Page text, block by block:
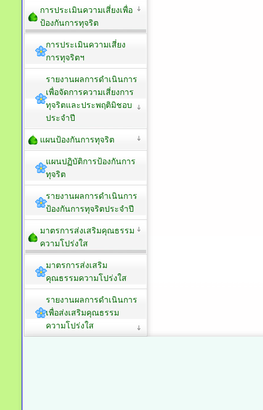
การประเมินความเสี่ยงเพื่อ
ป้องกันการทุจริต
การประเมินความเสี่ยง
การทุจริตฯ
รายงานผลการดำเนินการ
เพื่อจัดการความเสี่ยงการ
ทุจริตและประพฤติมิชอบ
ประจำปี
แผนป้องกันการทุจริต
แผนปฏิบัติการป้องกันการ
ทุจริต
รายงานผลการดำเนินการ
ป้องกันการทุจริตประจำปี
มาตรการส่งเสริมคุณธรรม
ความโปร่งใส
มาตรการส่งเสริม
คุณธรรมความโปร่งใส
รายงานผลการดำเนินการ
เพื่อส่งเสริมคุณธรรม
ความโปร่งใส